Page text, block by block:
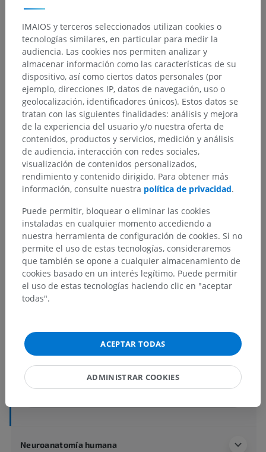
Jerarquía anatómica
Anatomía humana 2
Anatomía humana 1
Anatomía sistémica> Sistema nervioso>
Sistema nervioso central> Encéfalo>
Prosencéfalo; Cerebro anterior> Diencéfalo>
Hipotálamo >
anterior
Estructuras subyacentes:
Núcleo hipotalámico anterior
Núcleo periventricular ventral
Núcleos intersticiales del hipotálamo anterior
Núcleo preóptico lateral
Núcleo preóptico mediano
Núcleo paraventricular
Núcleo preóptico periventricular
Neuroanatomía humana
IMAIOS y terceros seleccionados utilizan cookies o
tecnologías similares, en particular para medir la
audiencia. Las cookies nos permiten analizar y
almacenar información como las características de su
dispositivo, así como ciertos datos personales (por
ejemplo, direcciones IP, datos de navegación, uso o
geolocalización, identificadores únicos). Estos datos se
tratan con las siguientes finalidades: análisis y mejora
de la experiencia del usuario y/o nuestra oferta de
contenidos, productos y servicios, medición y análisis
de audiencia, interacción con redes sociales,
visualización de contenidos personalizados,
rendimiento y contenido dirigido. Para obtener más
información, consulte nuestra política de privacidad.
Puede permitir, bloquear o eliminar las cookies
instaladas en cualquier momento accediendo a
nuestra herramienta de configuración de cookies. Si no
permite el uso de estas tecnologías, consideraremos
que también se opone a cualquier almacenamiento de
cookies basado en un interés legítimo. Puede permitir
el uso de estas tecnologías haciendo clic en "aceptar
todas".
ACEPTAR TODAS
ADMINISTRAR COOKIES